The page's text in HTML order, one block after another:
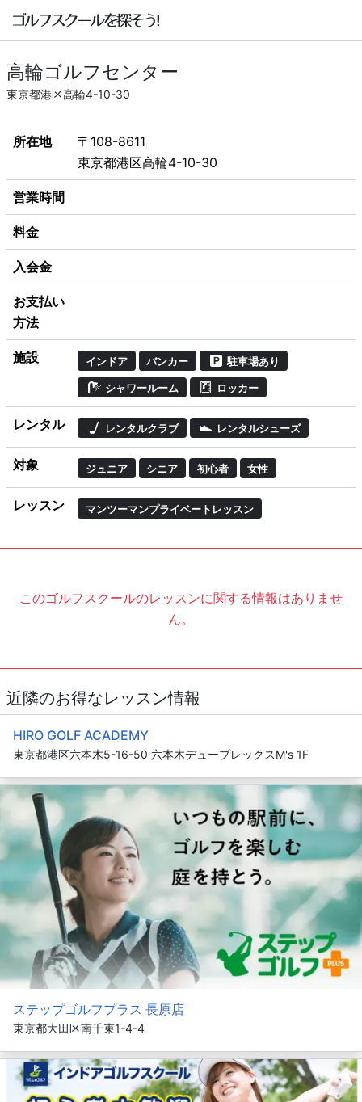
高輪ゴルフセンター
東京都港区高輪4-10-30
所在地
〒108-8611
東京都港区高輪4-10-30
営業時間
料金
入会金
お支払い
方法
施設 インドア バンカー 駐車場あり
シャワールーム ロッカー
レンタル レンタルクラブ レンタルシューズ
対象 ジュニア シニア 初心者 女性
レッスン マンツーマンプライベートレッスン
このゴルフスクールのレッスンに関する情報はありませ
ん。
近隣のお得なレッスン情報
HIRO GOLF ACADEMY
東京都港区六本木5-16-50 六本木デュープレックスM's 1F
ステップゴルフプラス 長原店
東京都大田区南千束1-4-4